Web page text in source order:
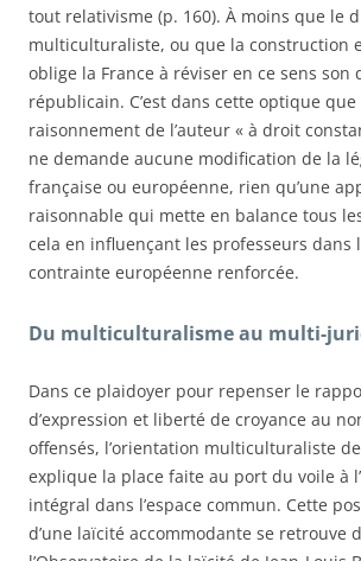
tout relativisme (p. 160). À moins que le
multiculturaliste, ou que la construction
oblige la France à réviser en ce sens
républicain. C’est dans cette optique
raisonnement de l’auteur « à droit
ne demande aucune modification de la
française ou européenne, rien qu’une
raisonnable qui mette en balance tous
cela en influençant les professeurs dans
contrainte européenne renforcée.
Du multiculturalisme au multi-
Dans ce plaidoyer pour repenser le
d’expression et liberté de croyance au
offensés, l’orientation multiculturaliste
explique la place faite au port du voile à
intégral dans l’espace commun. Cette
d’une laïcité accommodante se retrouve